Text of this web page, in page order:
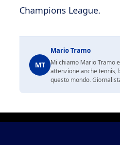
Champions League.
MT
Mario Tramo
Mi chiamo Mario Tramo
attenzione anche tennis,
questo mondo.